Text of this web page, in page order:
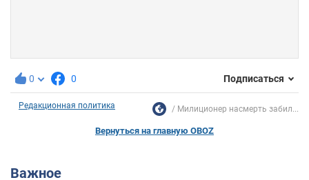
0 0 Подписаться
Редакционная политика Милиционер насмерть забил...
Вернуться на главную OBOZ
Важное